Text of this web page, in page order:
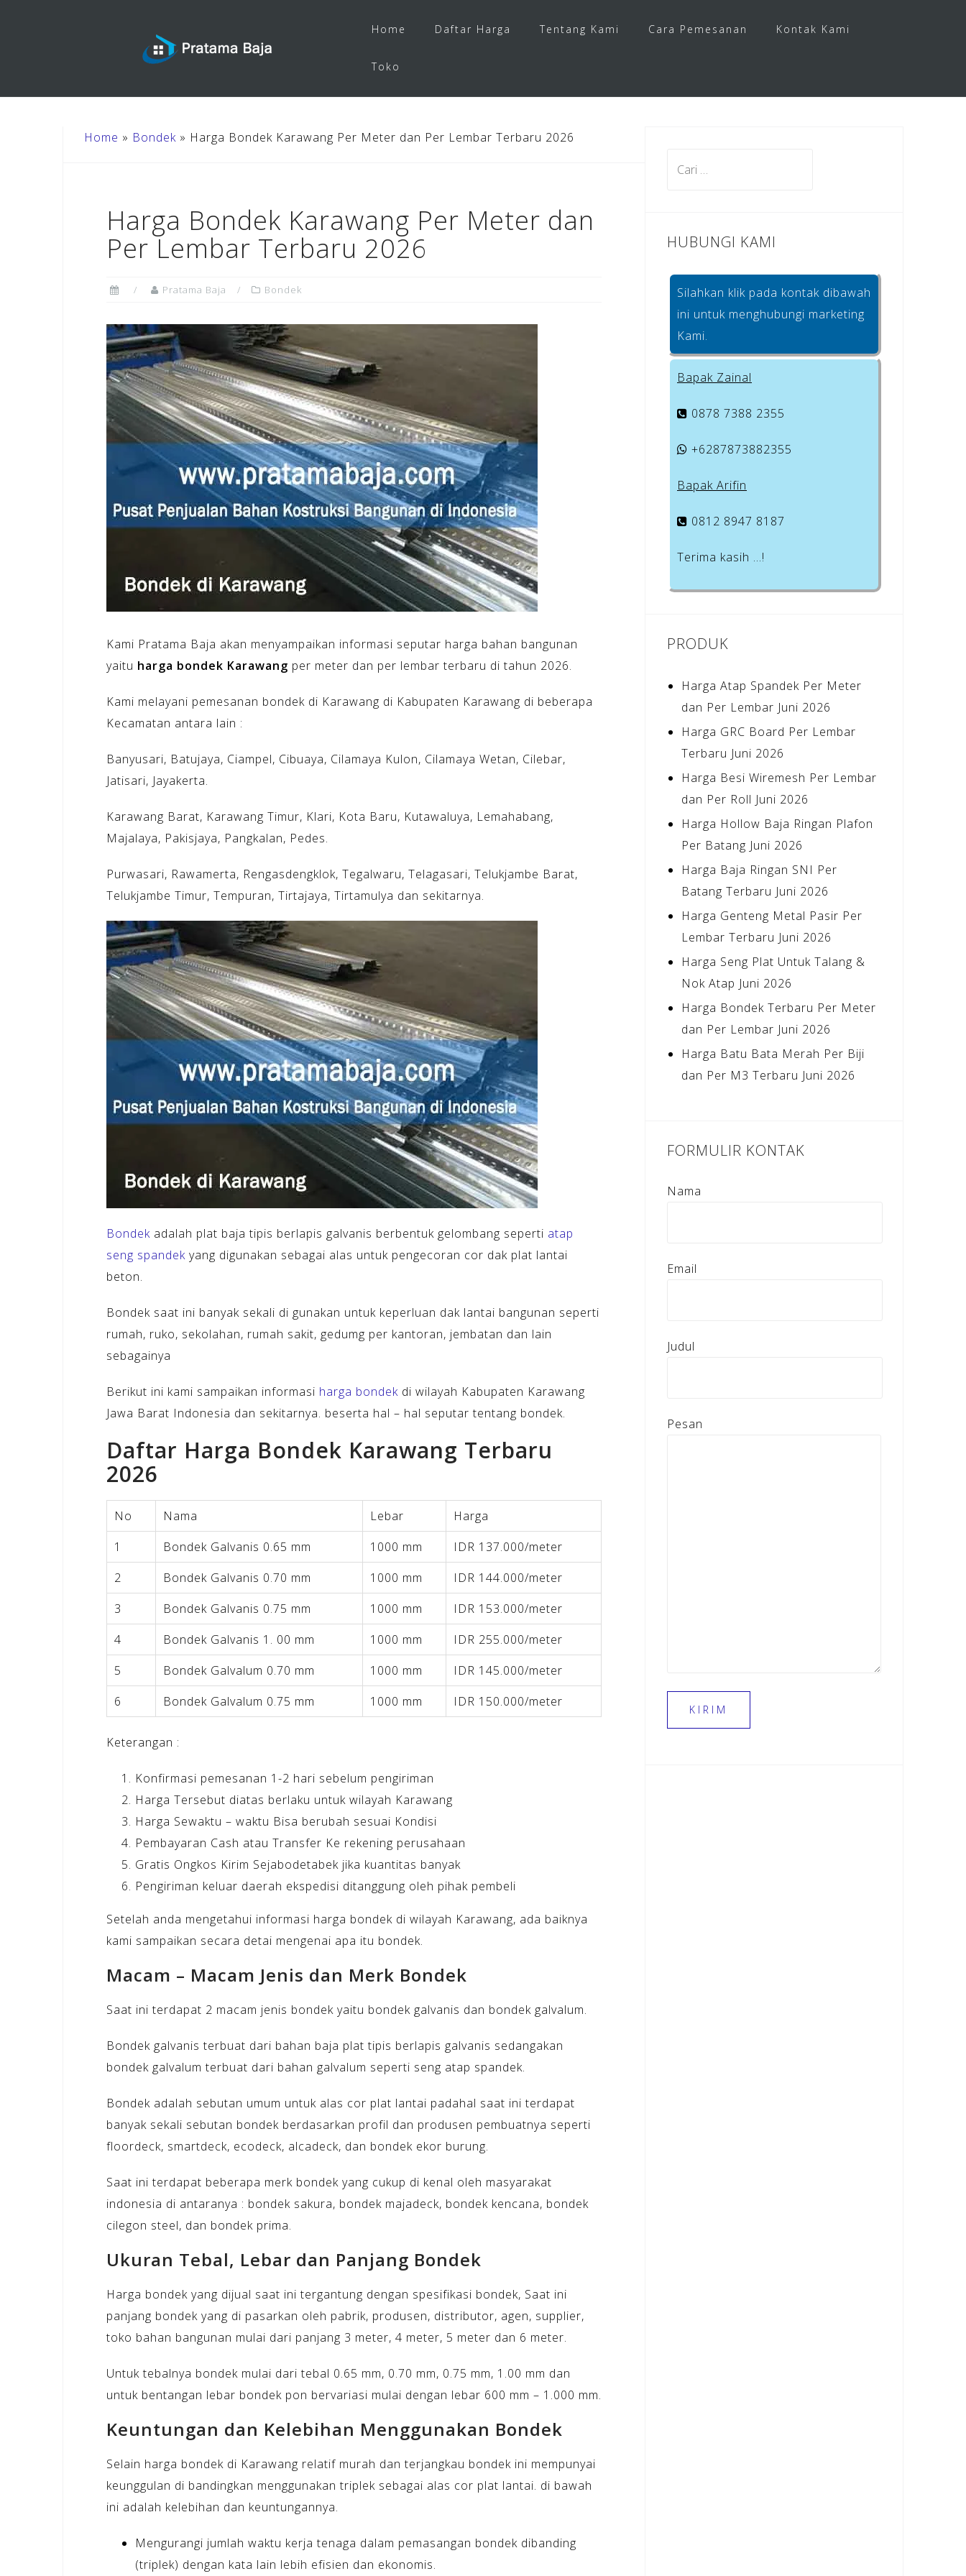
Home Daftar Harga Tentang Kami Cara Pemesanan Kontak Kami
Toko
Home » Bondek » Harga Bondek Karawang Per Meter dan Per Lembar Terbaru 2026
Harga Bondek Karawang Per Meter dan
Per Lembar Terbaru 2026
Pratama Baja Bondek
Kami Pratama Baja akan menyampaikan informasi seputar harga bahan bangunan
yaitu harga bondek Karawang per meter dan per lembar terbaru di tahun 2026.
Kami melayani pemesanan bondek di Karawang di Kabupaten Karawang di beberapa
Kecamatan antara lain :
Banyusari, Batujaya, Ciampel, Cibuaya, Cilamaya Kulon, Cilamaya Wetan, Cilebar,
Jatisari, Jayakerta.
Karawang Barat, Karawang Timur, Klari, Kota Baru, Kutawaluya, Lemahabang,
Majalaya, Pakisjaya, Pangkalan, Pedes.
Purwasari, Rawamerta, Rengasdengklok, Tegalwaru, Telagasari, Telukjambe Barat,
Telukjambe Timur, Tempuran, Tirtajaya, Tirtamulya dan sekitarnya.
Bondek adalah plat baja tipis berlapis galvanis berbentuk gelombang seperti atap
seng spandek yang digunakan sebagai alas untuk pengecoran cor dak plat lantai
beton.
Bondek saat ini banyak sekali di gunakan untuk keperluan dak lantai bangunan seperti
rumah, ruko, sekolahan, rumah sakit, gedumg per kantoran, jembatan dan lain
sebagainya
Berikut ini kami sampaikan informasi harga bondek di wilayah Kabupaten Karawang
Jawa Barat Indonesia dan sekitarnya. beserta hal – hal seputar tentang bondek.
Daftar Harga Bondek Karawang Terbaru
2026
No Nama Lebar
Harga
1
Bondek Galvanis 0.65 mm 1000 mm
IDR 137.000/meter
2
Bondek Galvanis 0.70 mm 1000 mm
IDR 144.000/meter
3
Bondek Galvanis 0.75 mm 1000 mm
IDR 153.000/meter
4
Bondek Galvanis 1. 00 mm 1000 mm
IDR 255.000/meter
5
Bondek Galvalum 0.70 mm 1000 mm
IDR 145.000/meter
6
Bondek Galvalum 0.75 mm 1000 mm IDR 150.000/meter
Keterangan :
Konfirmasi pemesanan 1-2 hari sebelum pengiriman
Harga Tersebut diatas berlaku untuk wilayah Karawang
Harga Sewaktu – waktu Bisa berubah sesuai Kondisi
Pembayaran Cash atau Transfer Ke rekening perusahaan
Gratis Ongkos Kirim Sejabodetabek jika kuantitas banyak
Pengiriman keluar daerah ekspedisi ditanggung oleh pihak pembeli
Setelah anda mengetahui informasi harga bondek di wilayah Karawang, ada baiknya
kami sampaikan secara detai mengenai apa itu bondek.
Macam – Macam Jenis dan Merk Bondek
Saat ini terdapat 2 macam jenis bondek yaitu bondek galvanis dan bondek galvalum.
Bondek galvanis terbuat dari bahan baja plat tipis berlapis galvanis sedangakan
bondek galvalum terbuat dari bahan galvalum seperti seng atap spandek.
Bondek adalah sebutan umum untuk alas cor plat lantai padahal saat ini terdapat
banyak sekali sebutan bondek berdasarkan profil dan produsen pembuatnya seperti
floordeck, smartdeck, ecodeck, alcadeck, dan bondek ekor burung.
Saat ini terdapat beberapa merk bondek yang cukup di kenal oleh masyarakat
indonesia di antaranya : bondek sakura, bondek majadeck, bondek kencana, bondek
cilegon steel, dan bondek prima.
Ukuran Tebal, Lebar dan Panjang Bondek
Harga bondek yang dijual saat ini tergantung dengan spesifikasi bondek, Saat ini
panjang bondek yang di pasarkan oleh pabrik, produsen, distributor, agen, supplier,
toko bahan bangunan mulai dari panjang 3 meter, 4 meter, 5 meter dan 6 meter.
Untuk tebalnya bondek mulai dari tebal 0.65 mm, 0.70 mm, 0.75 mm, 1.00 mm dan
untuk bentangan lebar bondek pon bervariasi mulai dengan lebar 600 mm – 1.000 mm.
Keuntungan dan Kelebihan Menggunakan Bondek
Selain harga bondek di Karawang relatif murah dan terjangkau bondek ini mempunyai
keunggulan di bandingkan menggunakan triplek sebagai alas cor plat lantai. di bawah
ini adalah kelebihan dan keuntungannya.
Mengurangi jumlah waktu kerja tenaga dalam pemasangan bondek dibanding
(triplek) dengan kata lain lebih efisien dan ekonomis.
HUBUNGI KAMI
Silahkan klik pada kontak dibawah
ini untuk menghubungi marketing
Kami.
Bapak Zainal
0878 7388 2355
+6287873882355
Bapak Arifin
0812 8947 8187
Terima kasih …!
PRODUK
Harga Atap Spandek Per Meter
dan Per Lembar Juni 2026
Harga GRC Board Per Lembar
Terbaru Juni 2026
Harga Besi Wiremesh Per Lembar
dan Per Roll Juni 2026
Harga Hollow Baja Ringan Plafon
Per Batang Juni 2026
Harga Baja Ringan SNI Per
Batang Terbaru Juni 2026
Harga Genteng Metal Pasir Per
Lembar Terbaru Juni 2026
Harga Seng Plat Untuk Talang &
Nok Atap Juni 2026
Harga Bondek Terbaru Per Meter
dan Per Lembar Juni 2026
Harga Batu Bata Merah Per Biji
dan Per M3 Terbaru Juni 2026
FORMULIR KONTAK
Nama
Email
Judul
Pesan